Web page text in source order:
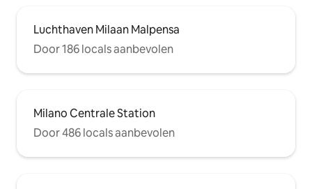
Luchthaven Milaan Malpensa
Door 186 locals aanbevolen
Milano Centrale Station
Door 486 locals aanbevolen